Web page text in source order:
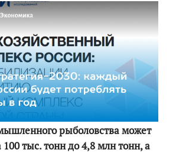
рыболовства может
100 тыс. тонн до 4,8 млн тонн, а